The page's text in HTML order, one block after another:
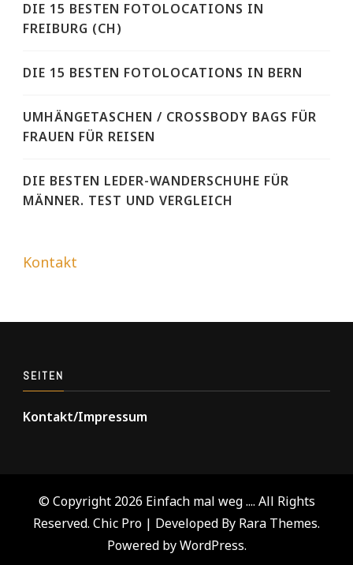
DIE 15 BESTEN FOTOLOCATIONS IN
FREIBURG (CH)
DIE 15 BESTEN FOTOLOCATIONS IN BERN
UMHÄNGETASCHEN / CROSSBODY BAGS FÜR
FRAUEN FÜR REISEN
DIE BESTEN LEDER-WANDERSCHUHE FÜR
MÄNNER. TEST UND VERGLEICH
Kontakt
SEITEN
Kontakt/Impressum
© Copyright 2026 Einfach mal weg .... All Rights
Reserved. Chic Pro | Developed By Rara Themes.
Powered byWordPress.